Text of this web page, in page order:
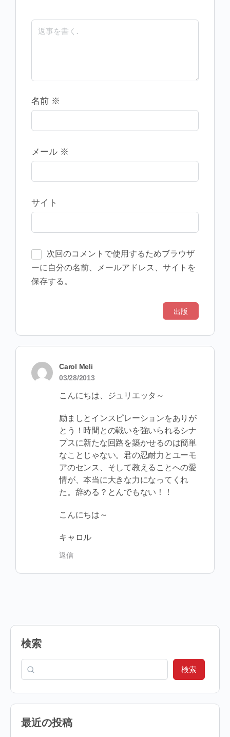
名前 ※
メール ※
サイト
次回のコメントで使用するためブラウザ
ーに自分の名前、メールアドレス、サイトを
保存する。
Carol Meli
03/28/2013
こんにちは、ジュリエッタ～
励ましとインスピレーションをありが
とう！時間との戦いを強いられるシナ
プスに新たな回路を築かせるのは簡単
なことじゃない。君の忍耐力とユーモ
アのセンス、そして教えることへの愛
情が、本当に大きな力になってくれ
た。辞める？とんでもない！！
こんにちは～
キャロル
返信
検索
検索
最近の投稿